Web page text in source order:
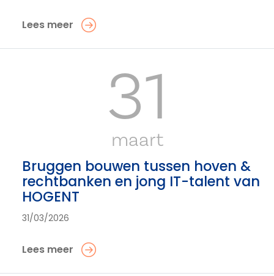
Lees meer
31
maart
Bruggen bouwen tussen hoven &
rechtbanken en jong IT-talent van
HOGENT
31/03/2026
Lees meer